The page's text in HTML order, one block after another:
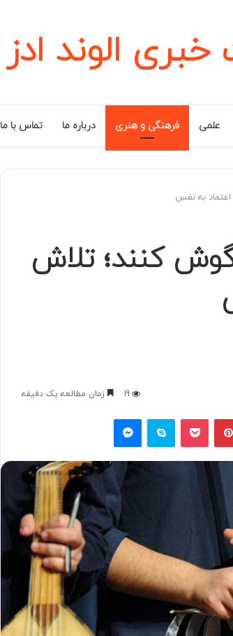
الوند ادز
علمی فرهنگی و هنری درباره ما تماس با ما
به نفس
گوش کنند؛ تلاش
19 زمان مطالعه یک دقیقه
پینتریستپاکت اسکایپ مسنجر